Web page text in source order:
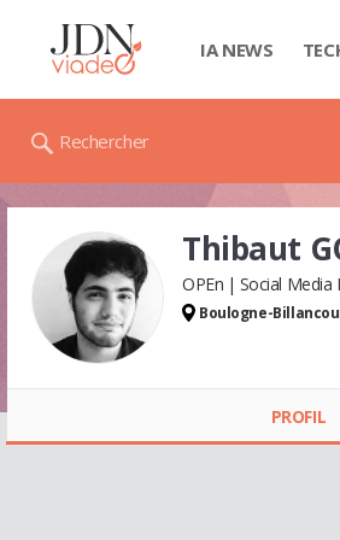
IA NEWS
Rechercher
Thibaut
OPEn Social Media
Boulogne-
PROFIL